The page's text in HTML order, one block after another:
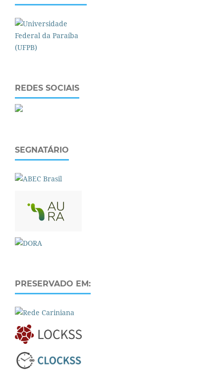
REDES SOCIAIS
SEGNATÁRIO
PRESERVADO EM: